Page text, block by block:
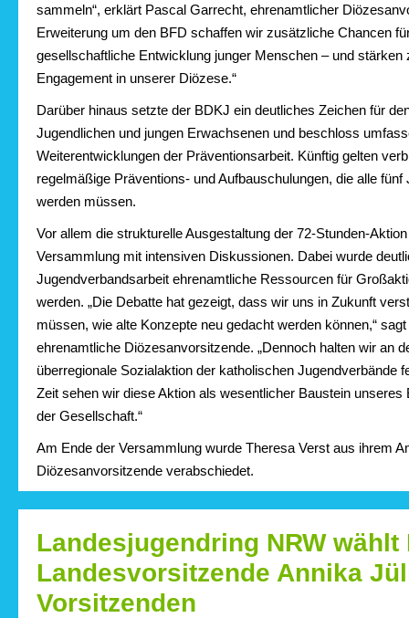
sammeln“, erklärt Pascal Garrecht, ehrenamtlicher
Erweiterung um den BFD schaffen wir zusätzliche Chancen
gesellschaftliche Entwicklung junger Menschen – und stärken
Engagement in unserer Diözese.“
Darüber hinaus setzte der BDKJ ein deutliches Zeichen für
Jugendlichen und jungen Erwachsenen und beschloss
Weiterentwicklungen der Präventionsarbeit. Künftig gelten
regelmäßige Präventions- und Aufbauschulungen, die alle
werden müssen.
Vor allem die strukturelle Ausgestaltung der 72-Stunden-
Versammlung mit intensiven Diskussionen. Dabei wurde
Jugendverbandsarbeit ehrenamtliche Ressourcen für
werden. „Die Debatte hat gezeigt, dass wir uns in Zukunft
müssen, wie alte Konzepte neu gedacht werden können,“
ehrenamtliche Diözesanvorsitzende. „Dennoch halten wir an
überregionale Sozialaktion der katholischen Jugendverbände
Zeit sehen wir diese Aktion als wesentlicher Baustein unseres
der Gesellschaft.“
Am Ende der Versammlung wurde Theresa Verst aus ihrem
Diözesanvorsitzende verabschiedet.
Landesjugendring NRW wählt
Landesvorsitzende Annika
Vorsitzenden